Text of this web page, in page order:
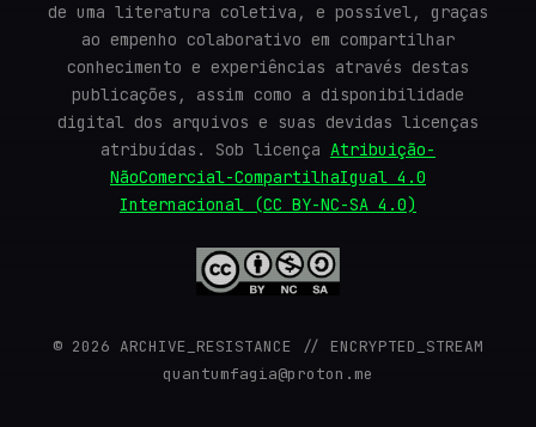
de uma literatura coletiva, e possível, graças
ao empenho colaborativo em compartilhar
conhecimento e experiências através destas
publicações, assim como a disponibilidade
digital dos arquivos e suas devidas licenças
atribuídas. Sob licença Atribuição-
NãoComercial-CompartilhaIgual 4.0
Internacional (CC BY-NC-SA 4.0)
© 2026 ARCHIVE_RESISTANCE // ENCRYPTED_STREAM
quantumfagia@proton.me